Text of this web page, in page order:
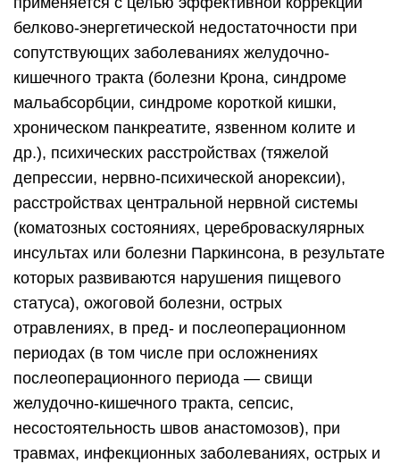
белково-энергетической недостаточности при
сопутствующих заболеваниях желудочно-
кишечного тракта (болезни Крона, синдроме
мальабсорбции, синдроме короткой кишки,
хроническом панкреатите, язвенном колите и
др.), психических расстройствах (тяжелой
депрессии, нервно-психической анорексии),
расстройствах центральной нервной системы
(коматозных состояниях, цереброваскулярных
инсультах или болезни Паркинсона, в результате
которых развиваются нарушения пищевого
статуса), ожоговой болезни, острых
отравлениях, в пред- и послеоперационном
периодах (в том числе при осложнениях
послеоперационного периода — свищи
желудочно-кишечного тракта, сепсис,
несостоятельность швов анастомозов), при
травмах, инфекционных заболеваниях, острых и